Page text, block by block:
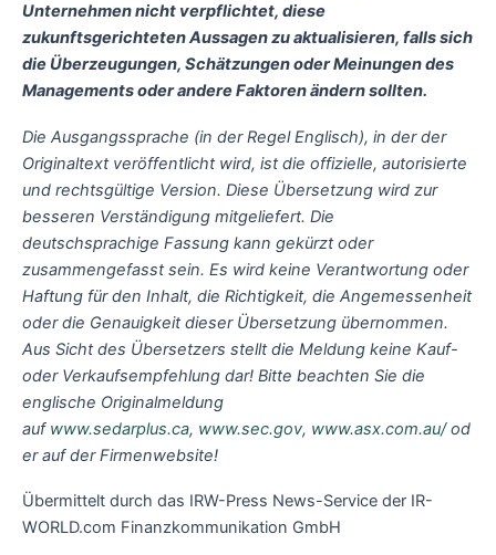
Unternehmen nicht verpflichtet, diese
zukunftsgerichteten Aussagen zu aktualisieren, falls sich
die Überzeugungen, Schätzungen oder Meinungen des
Managements oder andere Faktoren ändern sollten.
Die Ausgangssprache (in der Regel Englisch), in der der
Originaltext veröffentlicht wird, ist die offizielle, autorisierte
und rechtsgültige Version. Diese Übersetzung wird zur
besseren Verständigung mitgeliefert. Die
deutschsprachige Fassung kann gekürzt oder
zusammengefasst sein. Es wird keine Verantwortung oder
Haftung für den Inhalt, die Richtigkeit, die Angemessenheit
oder die Genauigkeit dieser Übersetzung übernommen.
Aus Sicht des Übersetzers stellt die Meldung keine Kauf-
oder Verkaufsempfehlung dar! Bitte beachten Sie die
englische Originalmeldung
auf www.sedarplus.ca, www.sec.gov, www.asx.com.au/od
er auf der Firmenwebsite!
Übermittelt durch das IRW-Press News-Service der IR-
WORLD.com Finanzkommunikation GmbH